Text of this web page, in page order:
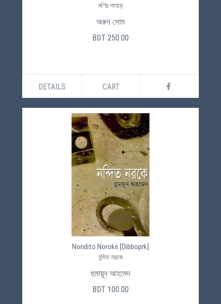
মণির পাহাড়
অরুন সোম
BDT 250.00
DETAILS CART
Nondito Noroke [Dibboprk]
নন্দিত নরকে
হুমায়ূন আহমেদ
BDT 100.00